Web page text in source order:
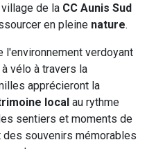
de la CC Aunis Sud
en pleine nature.
l'environnement verdoyant
vélo à travers la
apprécieront la
local au rythme
sentiers et moments de
des souvenirs mémorables